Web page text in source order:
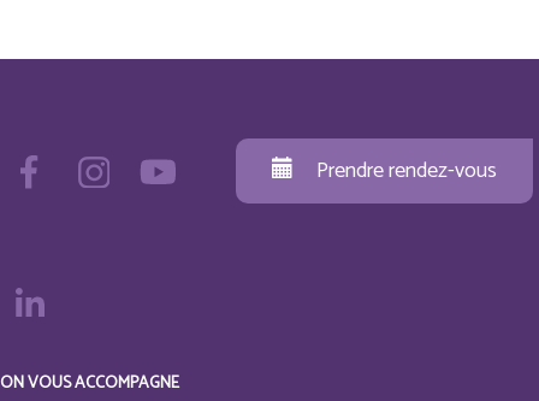
Prendre rendez-vous
ON VOUS ACCOMPAGNE